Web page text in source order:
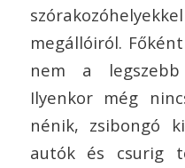
megállóiról.
nem a
Ilyenkor még
nénik, zsibongó
autók és csurig